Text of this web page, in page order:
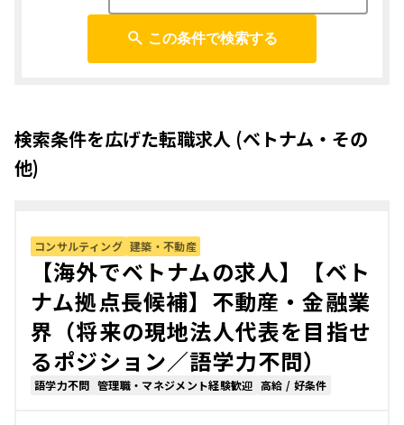
この条件で検索する
検索条件を広げた転職求人 (ベトナム・その
他)
コンサルティング 建築・不動産
【海外でベトナムの求人】【ベト
ナム拠点長候補】不動産・金融業
界（将来の現地法人代表を目指せ
るポジション／語学力不問）
語学力不問 管理職・マネジメント経験歓迎 高給 / 好条件